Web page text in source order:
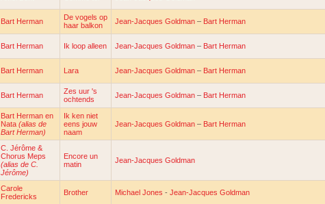
Bart Herman
De vogels op
haar balkon
Jean-Jacques Goldman – Bart Herman
Bart Herman Ik loop alleen Jean-Jacques Goldman – Bart Herman
Bart Herman Lara Jean-Jacques Goldman – Bart Herman
Bart Herman
Zes uur 's
ochtends
Jean-Jacques Goldman – Bart Herman
Bart Herman en
Nata (alias de
Bart Herman)
Ik ken niet
eens jouw
naam
Jean-Jacques Goldman – Bart Herman
C. Jérôme &
Chorus Meps
(alias de C.
Jérôme)
Encore un
matin
Jean-Jacques Goldman
Carole
Fredericks
Brother Michael Jones - Jean-Jacques Goldman